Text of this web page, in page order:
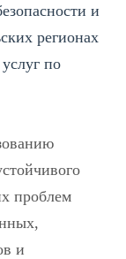
и
регионах
по
проблем
и